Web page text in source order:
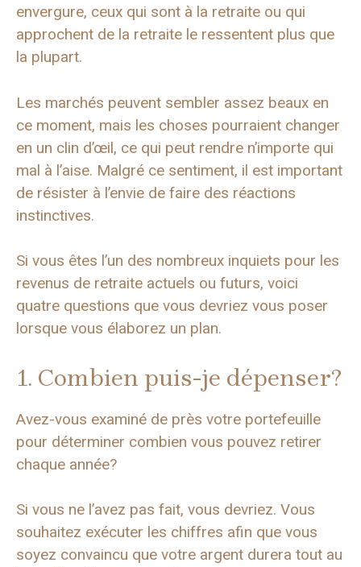
envergure, ceux qui sont à la retraite ou qui
approchent de la retraite le ressentent plus que
la plupart.
Les marchés peuvent sembler assez beaux en
ce moment, mais les choses pourraient changer
en un clin d’œil, ce qui peut rendre n’importe qui
mal à l’aise. Malgré ce sentiment, il est important
de résister à l’envie de faire des réactions
instinctives.
Si vous êtes l’un des nombreux inquiets pour les
revenus de retraite actuels ou futurs, voici
quatre questions que vous devriez vous poser
lorsque vous élaborez un plan.
1. Combien puis-je dépenser?
Avez-vous examiné de près votre portefeuille
pour déterminer combien vous pouvez retirer
chaque année?
Si vous ne l’avez pas fait, vous devriez. Vous
souhaitez exécuter les chiffres afin que vous
soyez convaincu que votre argent durera tout au